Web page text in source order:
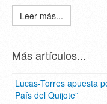
Leer más...
Más artículos...
Lucas-Torres apuesta
País del Quijote”